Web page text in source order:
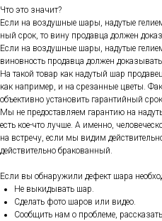
Что это зна­чит?
Ес­ли на воз­душные ша­ры, на­дутые
ный срок, то ви­ну про­дав­ца дол­жен
Ес­ли на воз­душные ша­ры, на­дутые
винов­ность про­дав­ца дол­жен
На та­кой то­вар как на­дутый шар
как нап­ри­мер, и на сре­зан­ные цве­ты.
объ­ек­тивно ус­та­новить га­ран­тий­ный
Мы не пре­дос­тавля­ем га­ран­тию на
есть кое-что луч­ше. А имен­но,
на встре­чу, ес­ли мы ви­дим
дей­стви­тель­но бра­кован­ный.
Ес­ли вы об­на­ружи­ли де­фект ша­ра
Не вы­киды­вать шар.
Сде­лать фо­то ша­ров или ви­део.
Со­об­щить нам о проб­ле­ме,